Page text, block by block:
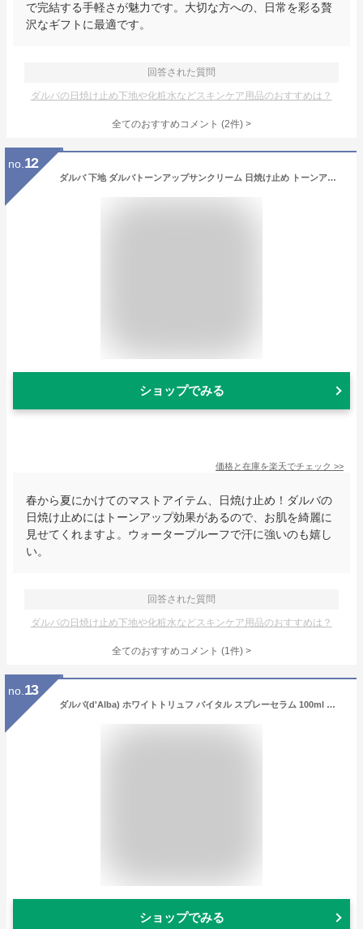
で完結する手軽さが魅力です。大切な方への、日常を彩る贅
沢なギフトに最適です。
回答された質問
ダルバの日焼け止め下地や化粧水などスキンケア用品のおすすめは？
全てのおすすめコメント (2件) >
no. 12
ダルバ 下地 ダルバトーンアップサンクリーム 日焼け止め トーンアップサンクリーム トーン アップ サン クリーム トーンアップ パープル ベージュ ウォータフルトーンアップサンクリーム UVエッセンス サンクリーム
ショップでみる
価格と在庫を楽天でチェック >>
春から夏にかけてのマストアイテム、日焼け止め！ダルバの
日焼け止めにはトーンアップ効果があるので、お肌を綺麗に
見せてくれますよ。ウォータープルーフで汗に強いのも嬉し
い。
回答された質問
ダルバの日焼け止め下地や化粧水などスキンケア用品のおすすめは？
全てのおすすめコメント (1件) >
no. 13
ダルバ(d'Alba) ホワイトトリュフ バイタル スプレーセラム 100ml 公式 ミスト化粧水 さっぱり 鎮静 保湿 セラム 美容液 弾力 毛穴 化粧水 ミスト スプレー 敏感肌 ヴィーガン
ショップでみる